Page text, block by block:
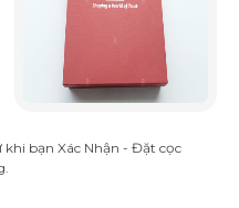
bạn Xác Nhận - Đặt cọc